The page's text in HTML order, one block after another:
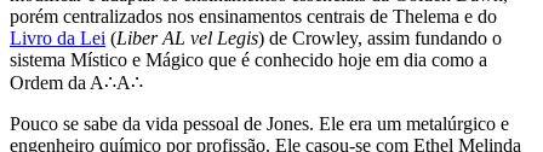
porém centralizados nos ensinamentos centrais de Thelema e do
Livro da Lei (Liber AL vel Legis) de Crowley, assim fundando o
sistema Místico e Mágico que é conhecido hoje em dia como a
Ordem da A∴A∴
Pouco se sabe da vida pessoal de Jones. Ele era um metalúrgico e
engenheiro químico por profissão. Ele casou-se com Ethel Melinda